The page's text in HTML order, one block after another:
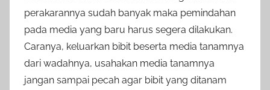
perakarannya sudah banyak maka pemindahan
pada media yang baru harus segera dilakukan.
Caranya, keluarkan bibit beserta media tanamnya
dari wadahnya, usahakan media tanamnya
jangan sampai pecah agar bibit yang ditanam